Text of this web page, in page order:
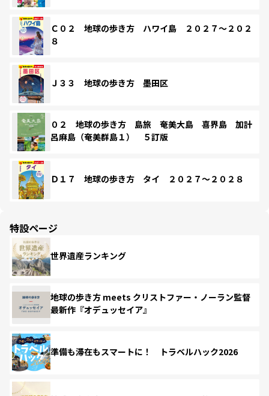
Ｃ０２ 地球の歩き方 ハワイ島 ２０２７～２０２
８
Ｊ３３ 地球の歩き方 墨田区
０２ 地球の歩き方 島旅 奄美大島 喜界島 加計
呂麻島（奄美群島１） ５訂版
Ｄ１７ 地球の歩き方 タイ ２０２７～２０２８
特設ページ
世界遺産ランキング
地球の歩き方 meets クリストファー・ノーラン監督
最新作『オデュッセイア』
準備も滞在もスマートに！ トラベルハック2026